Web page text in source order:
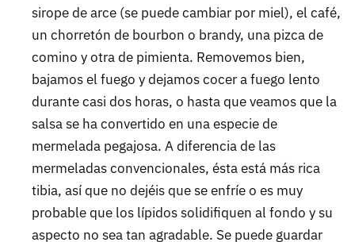
sirope de arce (se puede cambiar por miel), el café,
un chorretón de bourbon o brandy, una pizca de
comino y otra de pimienta. Removemos bien,
bajamos el fuego y dejamos cocer a fuego lento
durante casi dos horas, o hasta que veamos que la
salsa se ha convertido en una especie de
mermelada pegajosa. A diferencia de las
mermeladas convencionales, ésta está más rica
tibia, así que no dejéis que se enfríe o es muy
probable que los lípidos solidifiquen al fondo y su
aspecto no sea tan agradable. Se puede guardar